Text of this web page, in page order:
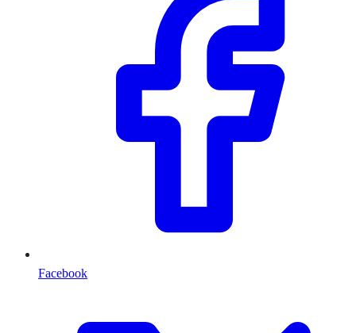
Facebook